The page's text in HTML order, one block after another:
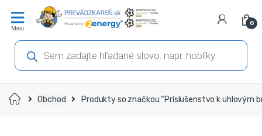
navigáciu
obsah
0
Products
search
Domov Obchod Produkty so značkou “Príslušenstvo k uhlovým